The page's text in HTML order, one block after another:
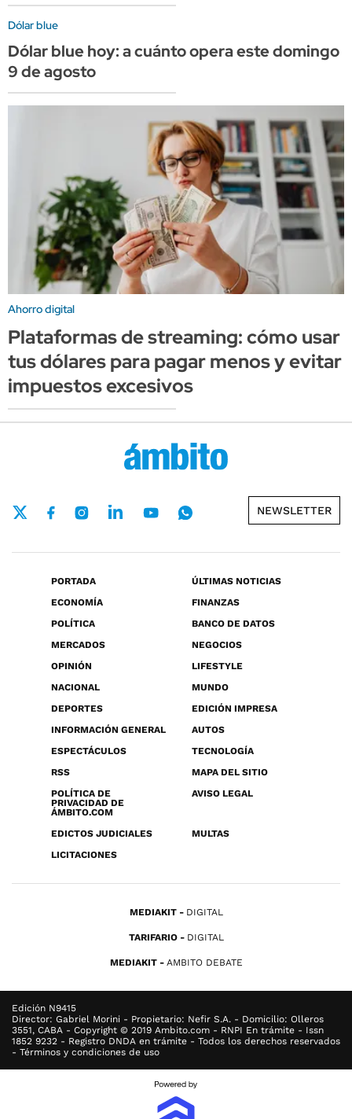
Dólar blue
Dólar blue hoy: a cuánto opera este domingo
9 de agosto
Ahorro digital
Plataformas de streaming: cómo usar
tus dólares para pagar menos y evitar
impuestos excesivos
NEWSLETTER
PORTADA
ÚLTIMAS NOTICIAS
ECONOMÍA
FINANZAS
POLÍTICA
BANCO DE DATOS
MERCADOS
NEGOCIOS
OPINIÓN
LIFESTYLE
NACIONAL
MUNDO
DEPORTES
EDICIÓN IMPRESA
INFORMACIÓN GENERAL
AUTOS
ESPECTÁCULOS
TECNOLOGÍA
RSS
MAPA DEL SITIO
POLÍTICA DE
PRIVACIDAD DE
ÁMBITO.COM
AVISO LEGAL
EDICTOS JUDICIALES
MULTAS
LICITACIONES
MEDIAKIT DIGITAL
TARIFARIO DIGITAL
MEDIAKIT AMBITO DEBATE
Edición N9415
Director: Gabriel Morini - Propietario: Nefir S.A. - Domicilio: Olleros
3551, CABA - Copyright © 2019 Ambito.com - RNPI En trámite - Issn
1852 9232 - Registro DNDA en trámite - Todos los derechos reservados
- Términos y condiciones de uso